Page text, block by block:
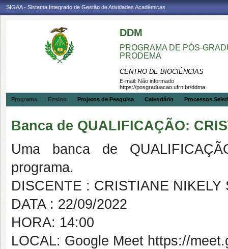
SIGAA - Sistema Integrado de Gestão de Atividades Acadêmicas
DDM
PROGRAMA DE PÓS-
PRODEMA
CENTRO DE BIOCIÊNCIAS
E-mail: Não informado
https://posgraduacao.ufrn.br/ddma
Programa
Ensino Projetos de Pesquisa Calendário Processos
Banca de QUALIFICAÇÃO:
Uma banca de
programa.
DISCENTE : CRISTIANE NIKELY
DATA : 22/09/2022
HORA: 14:00
LOCAL: Google Meet https://